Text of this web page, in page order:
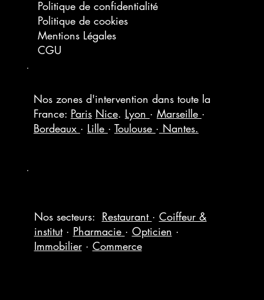
Nos zones d'intervention dans toute la
France: Paris Nice. Lyon · Marseille ·
Bordeaux · Lille · Toulouse · Nantes.
Nos secteurs: Restaurant · Coiffeur &
institut · Pharmacie · Opticien ·
Immobilier· Commerce
Politique de confidentialité
Politique de cookies
Mentions Légales
CGU